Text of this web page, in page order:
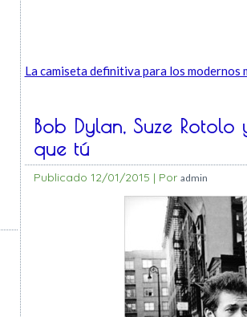
La camiseta definitiva para los modernos
Bob Dylan, Suze
que tú
Publicado 12/01/2015 | Por admin